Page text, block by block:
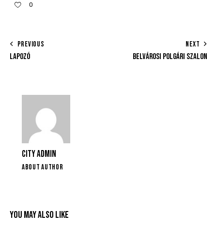
0
PREVIOUS
LAPOZÓ
NEXT
BELVÁROSI POLGÁRI SZALON
CITY ADMIN
ABOUT AUTHOR
YOU MAY ALSO LIKE